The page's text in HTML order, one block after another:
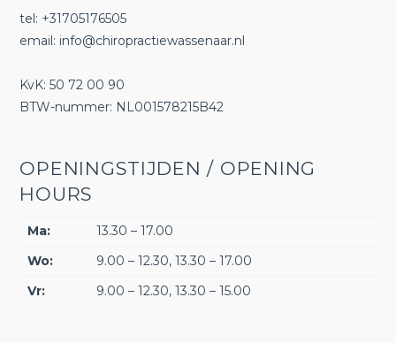
tel: +31705176505
email: info@chiropractiewassenaar.nl
KvK: 50 72 00 90
BTW-nummer: NL001578215B42
OPENINGSTIJDEN / OPENING
HOURS
Ma:
13.30 – 17.00
Wo:
9.00 – 12.30, 13.30 – 17.00
Vr:
9.00 – 12.30, 13.30 – 15.00